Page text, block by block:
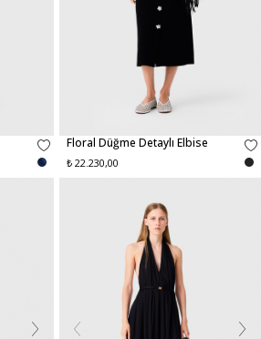
Floral Düğme Detaylı Elbise
₺ 22.230,00